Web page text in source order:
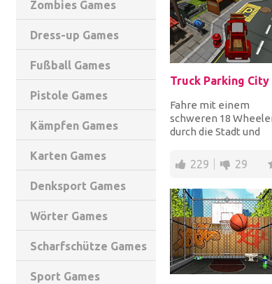
Zombies Games
Dress-up Games
Fußball Games
Pistole Games
Kämpfen Games
Karten Games
Denksport Games
Wörter Games
Scharfschütze Games
Sport Games
Fahre mit einem
schweren 18
durch die Stadt und
Bereich, um jedes
Level...
229 29